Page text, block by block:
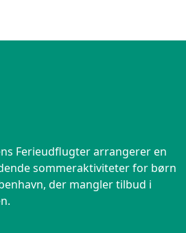
Ferieudflugter arrangerer en
sommeraktiviteter for børn
der mangler tilbud i